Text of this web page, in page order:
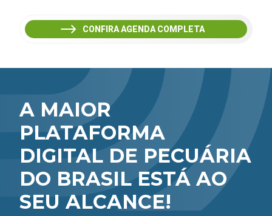
CONFIRA AGENDA COMPLETA
A MAIOR
PLATAFORMA
DIGITAL DE PECUÁRIA
DO BRASIL ESTÁ AO
SEU ALCANCE!